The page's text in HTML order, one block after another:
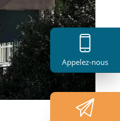
Appelez-nous